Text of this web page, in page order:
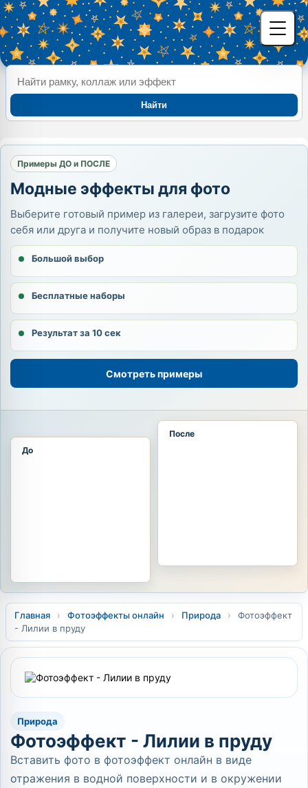
Найти
Примеры ДО и ПОСЛЕ
Модные эффекты для фото
Выберите готовый пример из галереи, загрузите фото
себя или друга и получите новый образ в подарок
Большой выбор
Бесплатные наборы
Результат за 10 сек
Смотреть примеры
До
После
Главная › Фотоэффекты онлайн › Природа ›
Фотоэффект
- Лилии в пруду
Природа
Фотоэффект - Лилии в пруду
Вставить фото в фотоэффект онлайн в виде
отражения в водной поверхности и в окружении